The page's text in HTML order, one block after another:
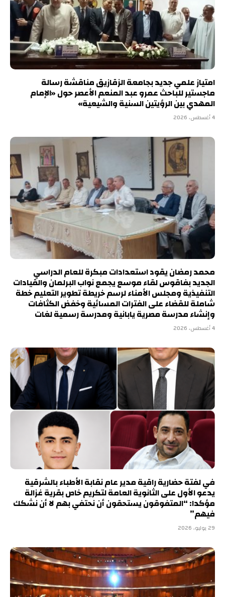
امتياز علمي جديد بجامعة الزقازيق مناقشة رسالة
ماجستير للباحث عمرو عبد المنعم الأعصر حول «الإمام
المهدي بين الرؤيتين السنية والشيعية»
4 أغسطس، 2026
محمد رمضان يقود استعدادات مبكرة للعام الدراسي
الجديد بفاقوس لقاء موسع يجمع نواب البرلمان والقيادات
التنفيذية ومجلس الأمناء لرسم خريطة تطوير التعليم خطة
شاملة للقضاء على الفترات المسائية وخفض الكثافات
وإنشاء مدرسة مصرية يابانية ومدرسة رسمية لغات
4 أغسطس، 2026
في لفتة حضارية راقية مدير عام نقابة الأطباء بالشرقية
يدعو الأول على الثانوية العامة لتكريم خاص بقرية غزالة
مؤكدا: “المتفوقون يستحقون أن نحتفي بهم لا أن نشكك
فيهم”
29 يوليو، 2026